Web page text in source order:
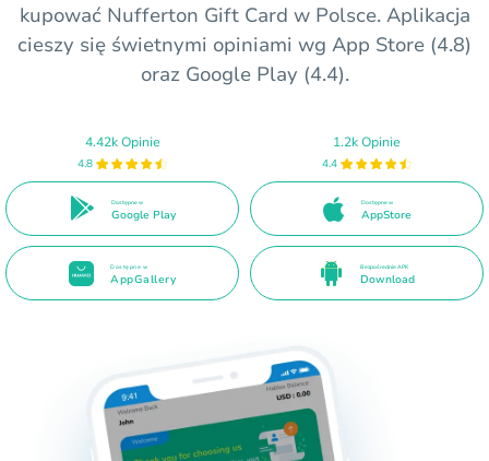
kupować Nufferton Gift Card w Polsce. Aplikacja
cieszy się świetnymi opiniami wg App Store (4.8)
oraz Google Play (4.4).
4.42k Opinie
4.8
Dostępne w
Google Play
1.2k Opinie
4.4
Dostępne w
AppStore
Dostępne w
AppGallery
Bezpośrednie APK
Download